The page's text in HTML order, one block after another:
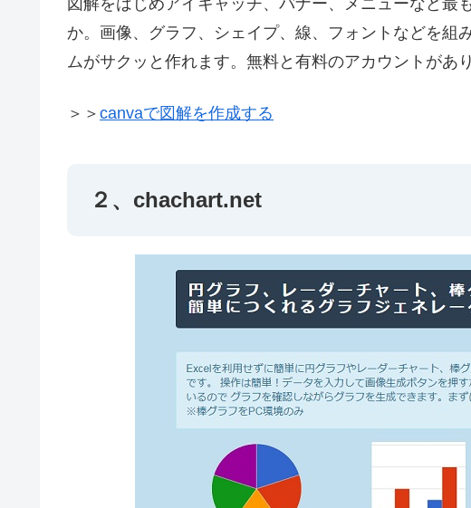
か。画像、グラフ、シェイプ、線、フォントなどを組
ムがサクッと作れます。無料と有料のアカウントがあ
＞＞ canvaで図解を作成する
２、chachart.net